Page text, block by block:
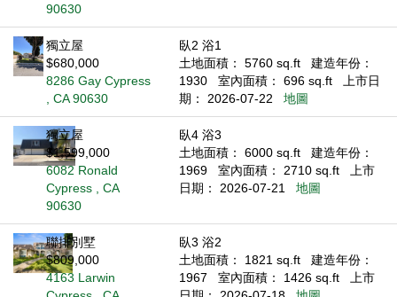
90630
獨立屋
$680,000
8286 Gay Cypress
, CA 90630
臥2 浴1
土地面積： 5760 sq.ft
建造年份：
1930
室內面積： 696 sq.ft
上市日
期： 2026-07-22
地圖
獨立屋
$1,599,000
6082 Ronald
Cypress , CA
90630
臥4 浴3
土地面積： 6000 sq.ft
建造年份：
1969
室內面積： 2710 sq.ft
上市
日期： 2026-07-21
地圖
聯排別墅
$809,000
4163 Larwin
臥3 浴2
土地面積： 1821 sq.ft
建造年份：
1967
室內面積： 1426 sq.ft
上市